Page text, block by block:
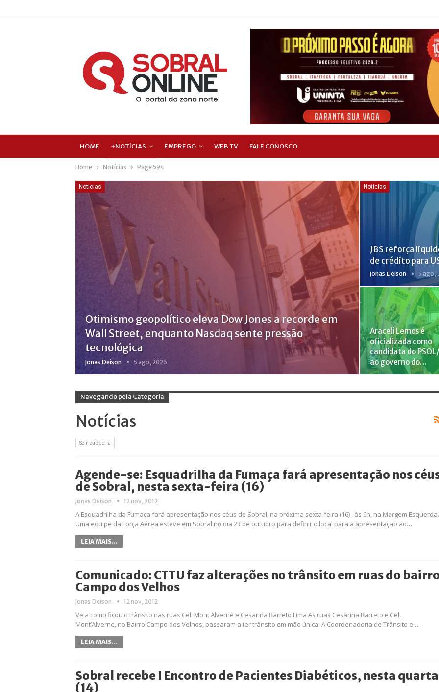
HOME +NOTÍCIAS EMPREGO WEB TV FALE CONOSCO
Home Notícias Page 594
Notícias
Otimismo geopolítico eleva Dow Jones a recorde em
Wall Street, enquanto Nasdaq sente pressão
tecnológica
Jonas Deison 5 ago, 2026
Notícias
JBS reforça
de crédito para
Jonas Deison 5 ago,
Araceli Lemos é
oficializada como
candidata do
ao governo do…
Navegando pela Categoria
Notícias
Sem categoria
Agende-se: Esquadrilha da Fumaça fará apresentação nos
de Sobral, nesta sexta-feira (16)
Jonas Deison 12 nov, 2012
A Esquadrilha da Fumaça fará apresentação nos céus de Sobral, na próxima sexta-feira (16) , às 9h, na Margem Esquerda.
Uma equipe da Força Aérea esteve em Sobral no dia 23 de outubro para definir o local para a apresentação ao…
LEIA MAIS...
Comunicado: CTTU faz alterações no trânsito em ruas do
Campo dos Velhos
Jonas Deison 12 nov, 2012
Veja como ficou o trânsito nas ruas Cel. Mont'Alverne e Cesarina Barreto Lima As ruas Cesarina Barreto e Cel.
Mont’Alverne, no Bairro Campo dos Velhos, passaram a ter trânsito em mão única. A Coordenadoria de Trânsito e…
LEIA MAIS...
Sobral recebe I Encontro de Pacientes Diabéticos, nesta quarta
(14)